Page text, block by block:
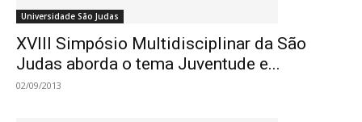
Universidade São Judas
XVIII Simpósio Multidisciplinar da São
Judas aborda o tema Juventude e...
02/09/2013